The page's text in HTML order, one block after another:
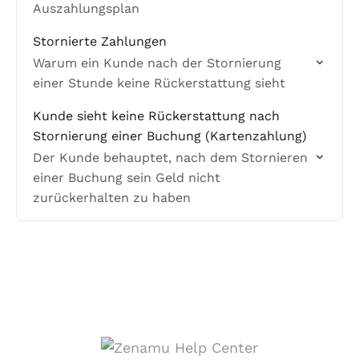
Auszahlungsplan
Stornierte Zahlungen
Warum ein Kunde nach der Stornierung
einer Stunde keine Rückerstattung sieht
Kunde sieht keine Rückerstattung nach
Stornierung einer Buchung (Kartenzahlung)
Der Kunde behauptet, nach dem Stornieren
einer Buchung sein Geld nicht
zurückerhalten zu haben